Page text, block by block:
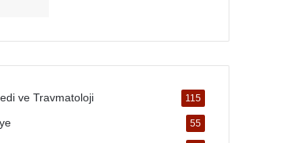
ve Travmatoloji 115
55